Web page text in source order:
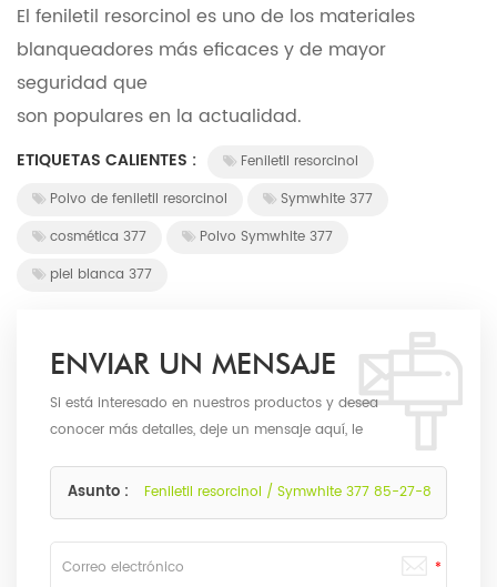
El feniletil resorcinol es uno de los materiales
blanqueadores más eficaces y de mayor
seguridad que
son populares en la actualidad.
ETIQUETAS CALIENTES :
Feniletil resorcinol
Polvo de feniletil resorcinol
Symwhite 377
cosmética 377
Polvo Symwhite 377
piel blanca 377
ENVIAR UN MENSAJE
Si está interesado en nuestros productos y desea
conocer más detalles, deje un mensaje aquí, le
Asunto : Feniletil resorcinol / Symwhite 377 85-27-8